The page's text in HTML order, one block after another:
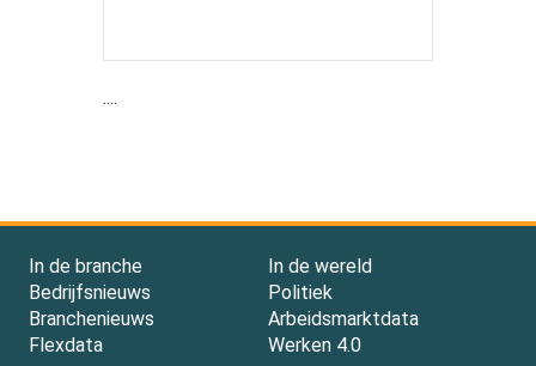
....
In de branche
Bedrijfsnieuws
Branchenieuws
Flexdata
In de wereld
Politiek
Arbeidsmarktdata
Werken 4.0